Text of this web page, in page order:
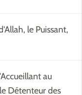
le Puissant,
au
Détenteur des